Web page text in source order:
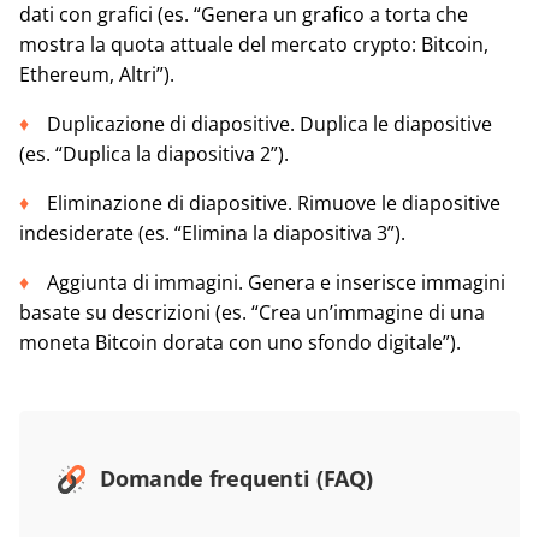
dati con grafici (es. “Genera un grafico a torta che
mostra la quota attuale del mercato crypto: Bitcoin,
Ethereum, Altri”).
Duplicazione di diapositive. Duplica le diapositive
(es. “Duplica la diapositiva 2”).
Eliminazione di diapositive. Rimuove le diapositive
indesiderate (es. “Elimina la diapositiva 3”).
Aggiunta di immagini. Genera e inserisce immagini
basate su descrizioni (es. “Crea un’immagine di una
moneta Bitcoin dorata con uno sfondo digitale”).
Domande frequenti (FAQ)